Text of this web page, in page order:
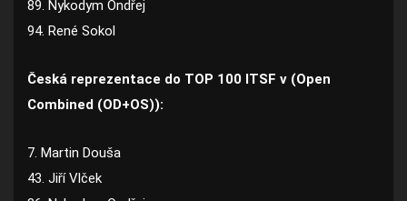
89. Nykodym Ondřej
94. René Sokol
Česká reprezentace do TOP 100 ITSF v (Open
Combined (OD+OS)):
7. Martin Douša
43. Jiří Vlček